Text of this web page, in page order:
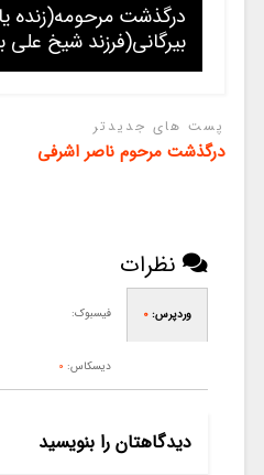
درگذشت مرحومه(زنده
بیرگانی(فرزند شیخ علی
پست های جدیدتر
درگذشت مرحوم ناصر اشرفی
نظرات
وردپرس: 0 فیسبوک:
دیسکاس: 0
دیدگاهتان را بنویسید